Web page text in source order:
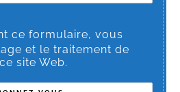
ce formulaire, vous
et le traitement de
site Web.